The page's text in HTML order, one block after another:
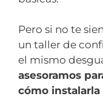
Pero si no te
un taller de
el mismo
asesoramos
cómo